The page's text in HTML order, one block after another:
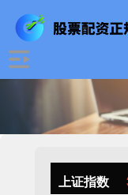
上证指数